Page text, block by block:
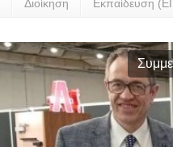
Διοίκηση Εκπαίδευση